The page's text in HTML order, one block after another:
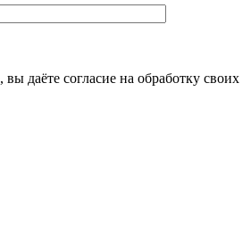
даёте согласие на обработку своих